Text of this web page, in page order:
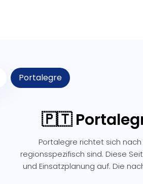
Portalegre
🇵🇹
Portalegre richtet sich
regionsspezifisch sind. Diese
und Einsatzplanung auf. Die